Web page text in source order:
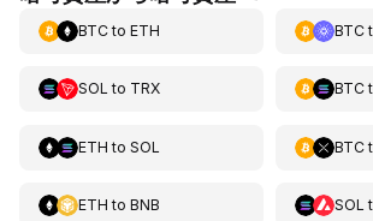
BTCto ETH BTC
SOL to TRX BTC
ETH to SOL BTC
ETH to BNB SOL